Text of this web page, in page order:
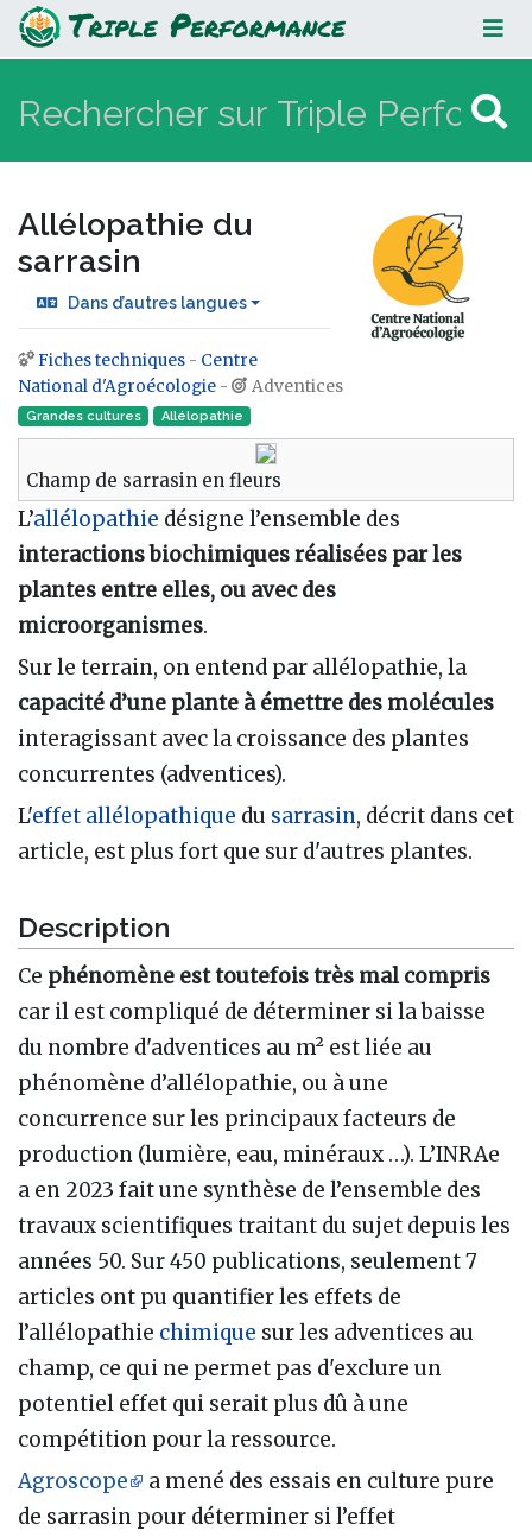
Allélopathie du sarrasin
Allélopathie du
sarrasin
Dans d’autres langues
Aller à :navigation,rechercher
Fiches techniques - Centre
National d'Agroécologie - Adventices
Grandes cultures Allélopathie
Champ de sarrasin en fleurs
L’allélopathie désigne l’ensemble des
interactions biochimiques réalisées par les
plantes entre elles, ou avec des
microorganismes.
Sur le terrain, on entend par allélopathie, la
capacité d’une plante à émettre des molécules
interagissant avec la croissance des plantes
concurrentes (adventices).
L'effet allélopathique du sarrasin, décrit dans cet
article, est plus fort que sur d'autres plantes.
Description
Ce phénomène est toutefois très mal compris
car il est compliqué de déterminer si la baisse
du nombre d'adventices au m² est liée au
phénomène d’allélopathie, ou à une
concurrence sur les principaux facteurs de
production (lumière, eau, minéraux …). L’INRAe
a en 2023 fait une synthèse de l’ensemble des
travaux scientifiques traitant du sujet depuis les
années 50. Sur 450 publications, seulement 7
articles ont pu quantifier les effets de
l’allélopathie chimique sur les adventices au
champ, ce qui ne permet pas d'exclure un
potentiel effet qui serait plus dû à une
compétition pour la ressource.
Agroscope
a mené des essais en culture pure
de sarrasin pour déterminer si l’effet